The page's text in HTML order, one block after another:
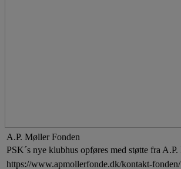
A.P. Møller Fonden
PSK´s nye klubhus opføres med støtte fra
https://www.apmollerfonde.dk/kontakt-fonden/